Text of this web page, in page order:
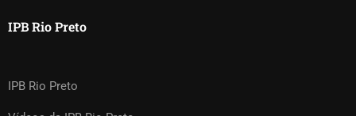
IPB Rio Preto
IPB Rio Preto